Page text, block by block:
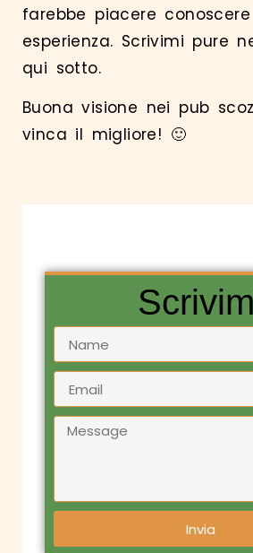
farebbe piacere
esperienza. Scrivimi pure
qui sotto.
Buona visione nei pub
vinca il migliore! 🙂
Invia